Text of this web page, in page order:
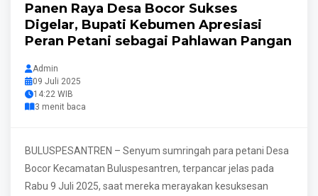
Panen Raya Desa Bocor Sukses
Digelar, Bupati Kebumen Apresiasi
Peran Petani sebagai Pahlawan Pangan
Admin
09 Juli 2025
14:22 WIB
3 menit baca
BULUSPESANTREN – Senyum sumringah para petani Desa
Bocor Kecamatan Buluspesantren, terpancar jelas pada
Rabu 9 Juli 2025, saat mereka merayakan kesuksesan